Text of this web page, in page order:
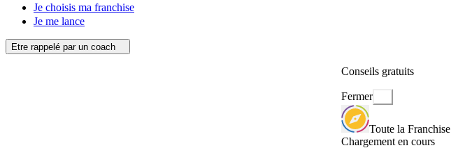
Je choisis ma franchise
Je me lance
Etre rappelé par un coach
Conseils gratuits
Fermer
Toute la Franchise
Chargement en cours